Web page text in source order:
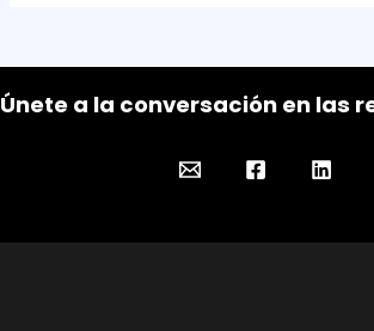
Únete a la conversación en las